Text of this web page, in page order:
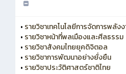
• รายวิชาเทคโนโลยีการจัดการพลั
• รายวิชาหน้าที่พลเมืองและศีลธรรม
• รายวิชาสังคมไทยยุคดิจิตอล
• รายวิชาการพัฒนาอย่างยั่งยืน
• รายวิชาประวัติศาสตร์ชาติไทย